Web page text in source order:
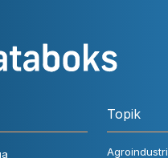
Topik
Agroindustri